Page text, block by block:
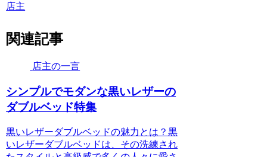
店主
関連記事
店主の一言
シンプルでモダンな黒いレザーの
ダブルベッド特集
黒いレザーダブルベッドの魅力とは？黒
いレザーダブルベッドは、その洗練され